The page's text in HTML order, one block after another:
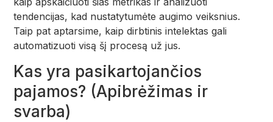
tendencijas, kad nustatytumėte augimo veiksnius.
Taip pat aptarsime, kaip dirbtinis intelektas gali
automatizuoti visą šį procesą už jus.
Kas yra pasikartojančios
pajamos? (Apibrėžimas ir
svarba)